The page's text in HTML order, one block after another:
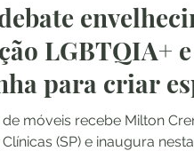
LGBTQIA+
para criar
móveis recebe Milton
(SP) e inaugura